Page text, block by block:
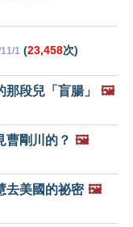
1 (23,458次)
段兒「盲腸」 🖼️
曹剛川的？ 🖼️
去美國的祕密 🖼️